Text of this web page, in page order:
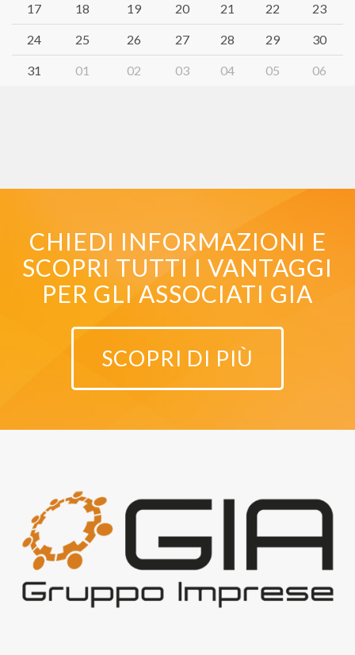
17 18 19 20 21 22 23
24 25 26 27 28 29 30
31 01 02 03 04 05 06
CHIEDI INFORMAZIONI E
SCOPRI TUTTI I VANTAGGI
PER GLI ASSOCIATI GIA
SCOPRI DI PIÙ